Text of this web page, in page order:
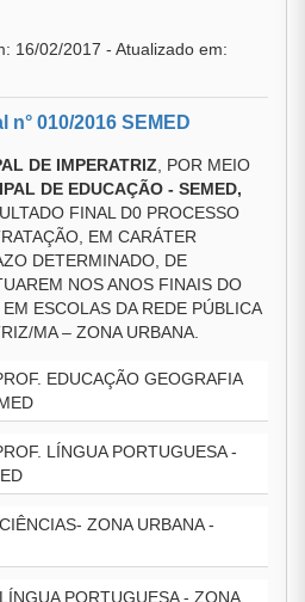
16/02/2017 - Atualizado em:
010/2016 SEMED
DE IMPERATRIZ , POR MEIO
DE EDUCAÇÃO - SEMED,
FINAL D0 PROCESSO
EM CARÁTER
DETERMINADO, DE
NOS ANOS FINAIS DO
ESCOLAS DA REDE PÚBLICA
MA – ZONA URBANA.
EDUCAÇÃO GEOGRAFIA
LÍNGUA PORTUGUESA -
ZONA URBANA -
PORTUGUESA - ZONA